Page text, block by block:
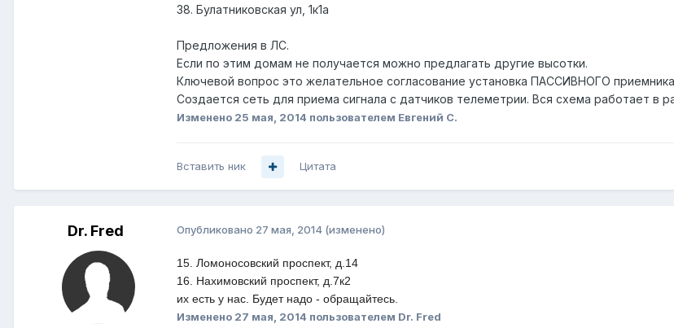
38. Булатниковская ул, 1к1а
Предложения в ЛС.
Если по этим домам не получается можно предлагать другие высотки.
Ключевой вопрос это желательное согласование установка ПАССИВНОГО
Создается сеть для приема сигнала с датчиков телеметрии. Вся схема работает в
Изменено 25 мая, 2014 пользователем Евгений С.
Вставить ник Цитата
Dr. Fred Опубликовано 27 мая, 2014 (изменено)
15. Ломоносовский проспект, д.14
16. Нахимовский проспект, д.7к2
их есть у нас. Будет надо - обращайтесь.
Изменено 27 мая, 2014 пользователем Dr. Fred